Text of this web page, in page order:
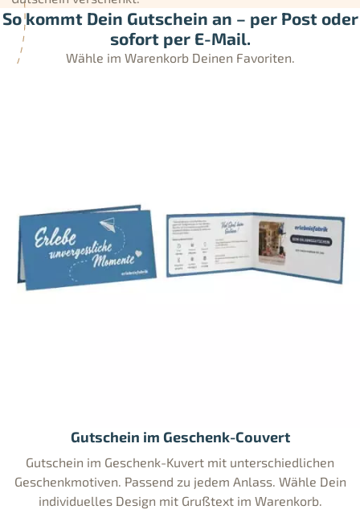
So kommt Dein Gutschein an – per Post oder
sofort per E-Mail.
Wähle im Warenkorb Deinen Favoriten.
Gutschein im Geschenk-Couvert
Gutschein im Geschenk-Kuvert mit unterschiedlichen
Geschenkmotiven. Passend zu jedem Anlass. Wähle Dein
individuelles Design mit Grußtext im Warenkorb.